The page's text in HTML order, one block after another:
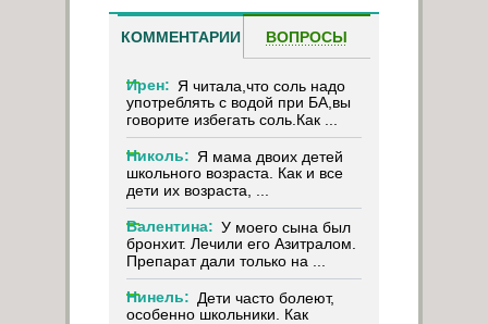
КОММЕНТАРИИ ВОПРОСЫ
Ирен: Я читала,что соль надо
употреблять с водой при БА,вы
говорите избегать соль.Как ...
Николь: Я мама двоих детей
школьного возраста. Как и все
дети их возраста, ...
Валентина: У моего сына был
бронхит. Лечили его Азитралом.
Препарат дали только на ...
Нинель: Дети часто болеют,
особенно школьники. Как